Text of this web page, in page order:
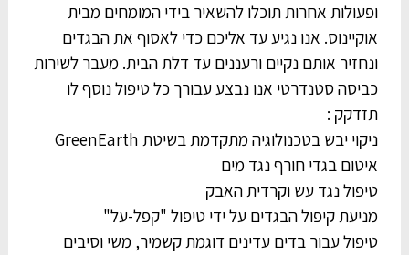
ופעולות אחרות תוכלו להשאיר בידי המומחים מבית
אוקיינוס. אנו נגיע עד אליכם כדי לאסוף את הבגדים
ונחזיר אותם נקיים ורעננים עד דלת הבית. מעבר לשירות
כביסה סטנדרטי אנו נבצע עבורך כל טיפול נוסף לו
תזדקק :
ניקוי יבש בטכנולוגיה מתקדמת בשיטת GreenEarth
איטום בגדי חורף נגד מים
טיפול נגד עש וקרדית האבק
מניעת קיפול הבגדים על ידי טיפול "קפל-על"
טיפול עבור בדים עדינים דוגמת קשמיר, משי וסיבים